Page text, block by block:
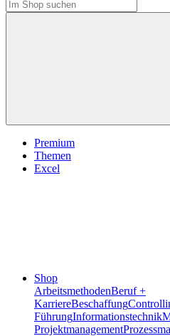
Premium
Themen
Excel
Shop
ArbeitsmethodenBeruf +
KarriereBeschaffung
FührungInformationstechnik
Projektmanagement